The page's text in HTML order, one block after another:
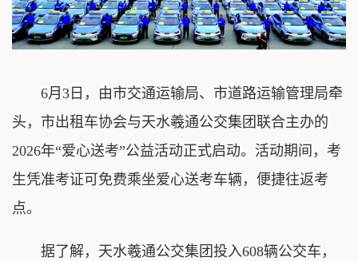
6月3日，由市交通运输局、市道路运输管理局牵
头，市出租车协会与天水羲通公交集团联合主办的
2026年“爱心送考”公益活动正式启动。活动期间，考
生凭准考证可免费乘坐爱心送考车辆，便捷往返考
点。
据了解，天水羲通公交集团投入608辆公交车，